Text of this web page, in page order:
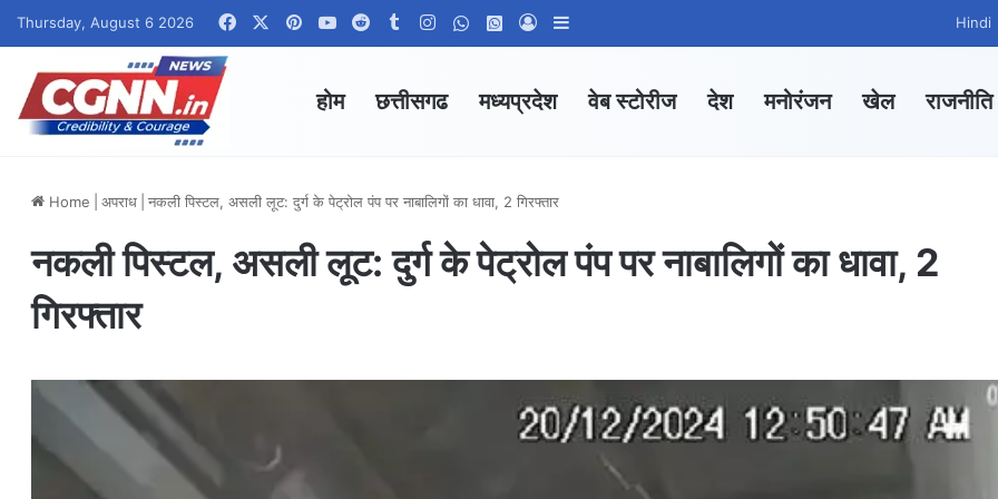
Thursday, August 6 2026 FacebookPinterestYouTubeRedditTumblrInstagramWhatsApp Channel
WhatsApp Group
Log In Hindi
होम छत्तीसगढ मध्यप्रदेश वेब स्टोरीज देश मनोरंजन खेल राजनीति
Home अपराध नकली पिस्टल, असली लूट: दुर्ग के पेट्रोल पंप पर नाबालिगों का धावा, 2 गिरफ्तार
नकली पिस्टल, असली लूट: दुर्ग के पेट्रोल पंप पर नाबालिगों का धावा, 2
गिरफ्तार